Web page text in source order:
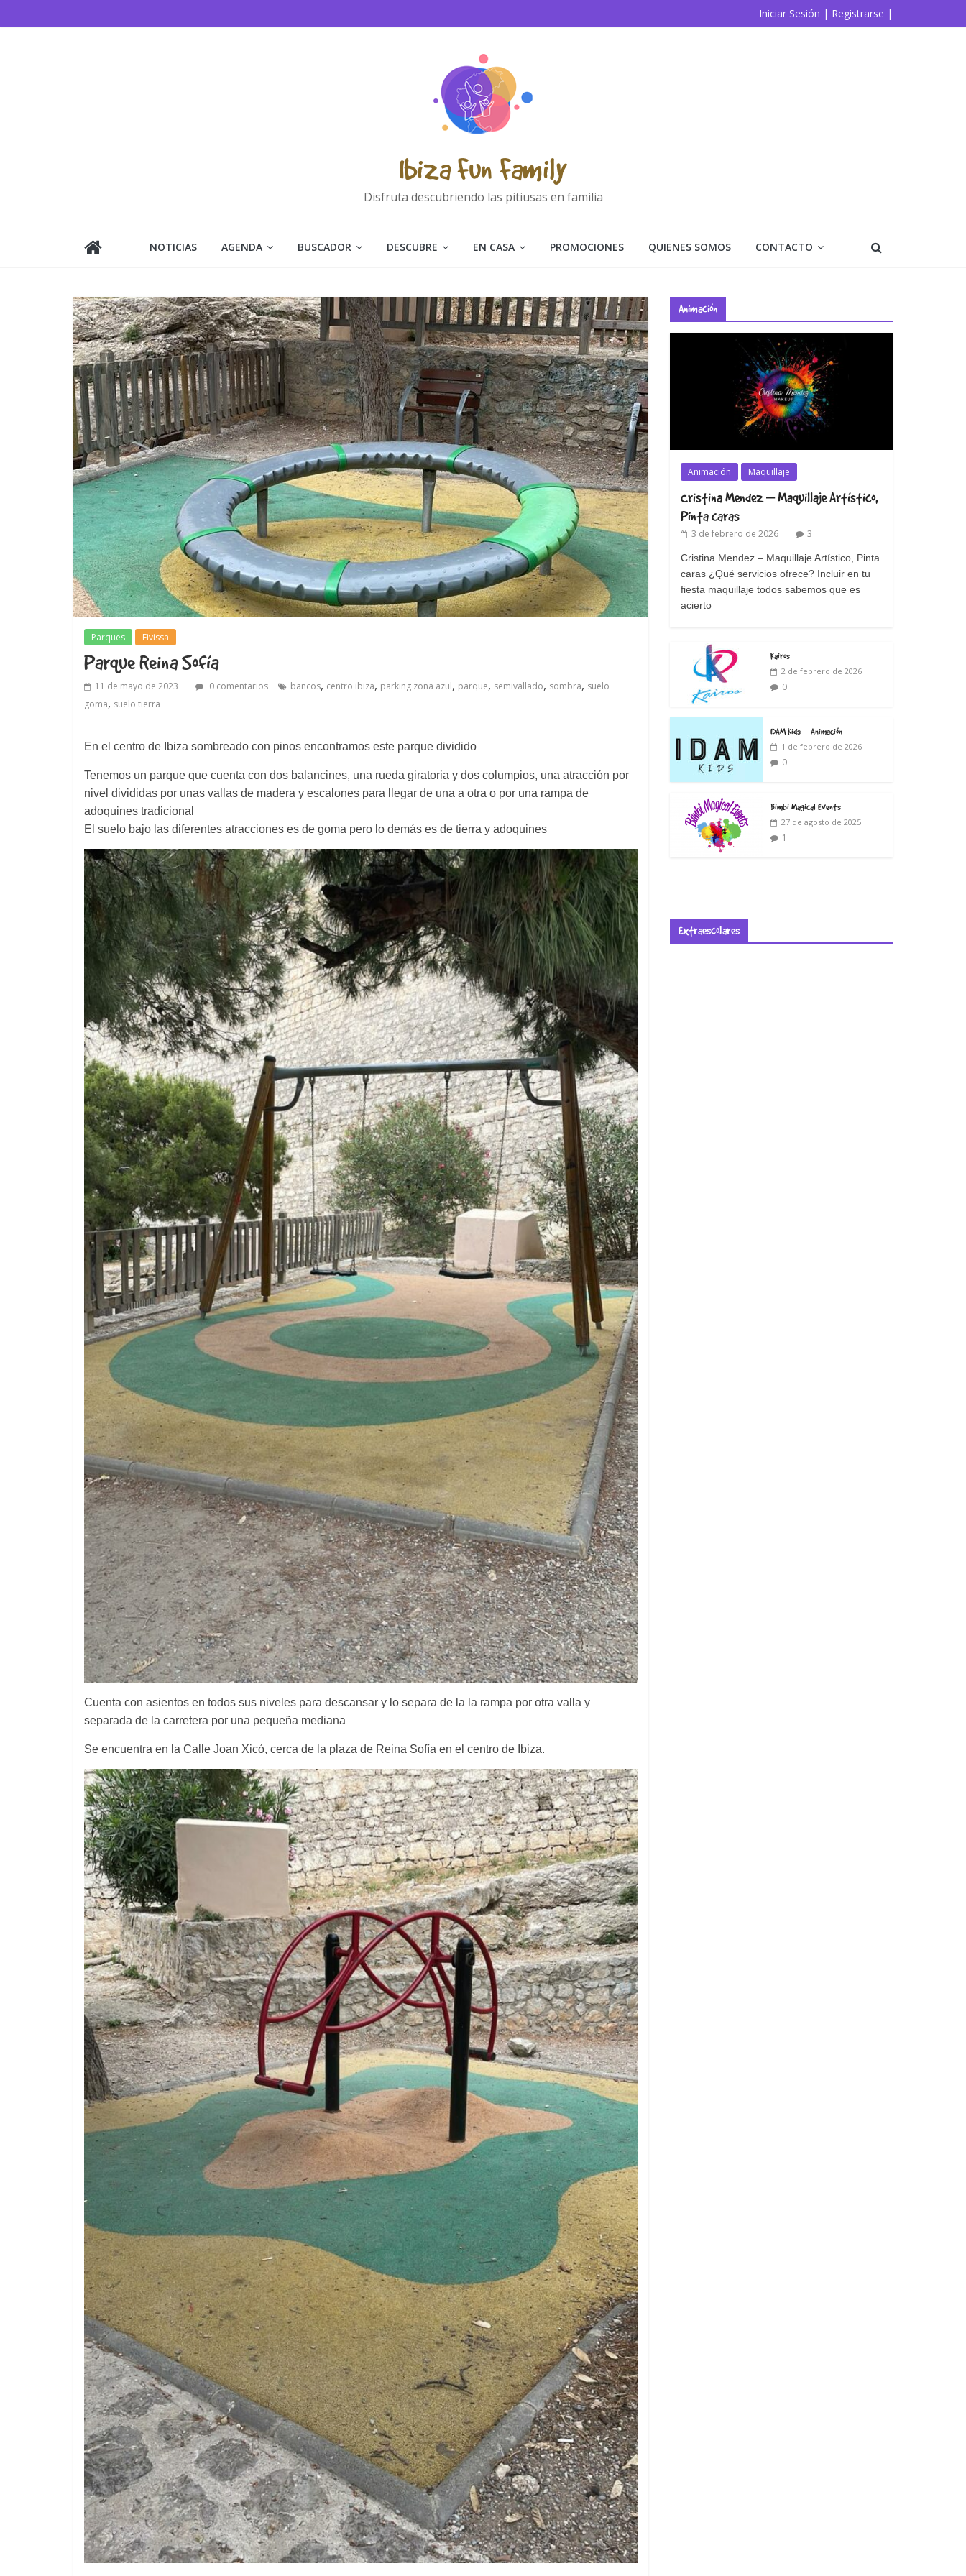
al
Iniciar Sesión | Registrarse |
Ibiza Fun Family
Disfruta descubriendo las pitiusas en familia
NOTICIAS AGENDA BUSCADOR DESCUBRE EN CASA PROMOCIONES QUIENES SOMOS CONTACTO
Parques Eivissa
Parque Reina Sofía
11 de mayo de 2023 0 comentarios bancos, centro ibiza, parking zona azul, parque, semivallado, sombra, suelo
goma, suelo tierra
En el centro de Ibiza sombreado con pinos encontramos este parque dividido
Tenemos un parque que cuenta con dos balancines, una rueda giratoria y dos columpios, una atracción por
nivel divididas por unas vallas de madera y escalones para llegar de una a otra o por una rampa de
adoquines tradicional
El suelo bajo las diferentes atracciones es de goma pero lo demás es de tierra y adoquines
Cuenta con asientos en todos sus niveles para descansar y lo separa de la la rampa por otra valla y
separada de la carretera por una pequeña mediana
Se encuentra en la Calle Joan Xicó, cerca de la plaza de Reina Sofía en el centro de Ibiza.
Animación
Animación Maquillaje
Cristina Mendez – Maquillaje Artístico,
Pinta caras
3 de febrero de 2026 3
Cristina Mendez – Maquillaje Artístico, Pinta
caras ¿Qué servicios ofrece? Incluir en tu
fiesta maquillaje todos sabemos que es
acierto
Kairos
2 de febrero de 2026
0
IDAM Kids – Animación
1 de febrero de 2026
0
Bimbi Magical Events
27 de agosto de 2025
1
Extraescolares